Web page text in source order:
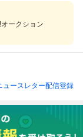
ークション
ュースレター配信登録